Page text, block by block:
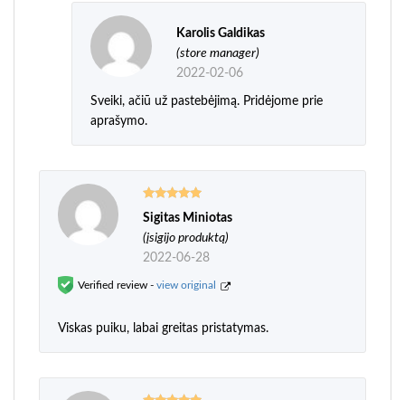
Karolis Galdikas
(store manager)
2022-02-06
Sveiki, ačiū už pastebėjimą. Pridėjome prie
aprašymo.
Įvertinimas:
5iš 5
Sigitas Miniotas
(įsigijo produktą)
2022-06-28
Verified review - view original
Viskas puiku, labai greitas pristatymas.